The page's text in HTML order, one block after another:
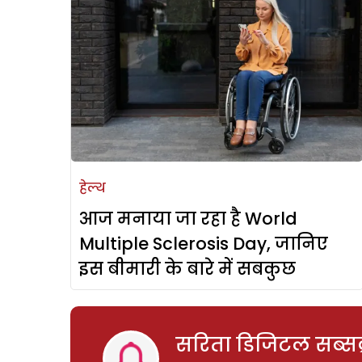
हेल्थ
आज मनाया जा रहा है World
Multiple Sclerosis Day, जानिए
इस बीमारी के बारे में सबकुछ
सरिता डिजिटल